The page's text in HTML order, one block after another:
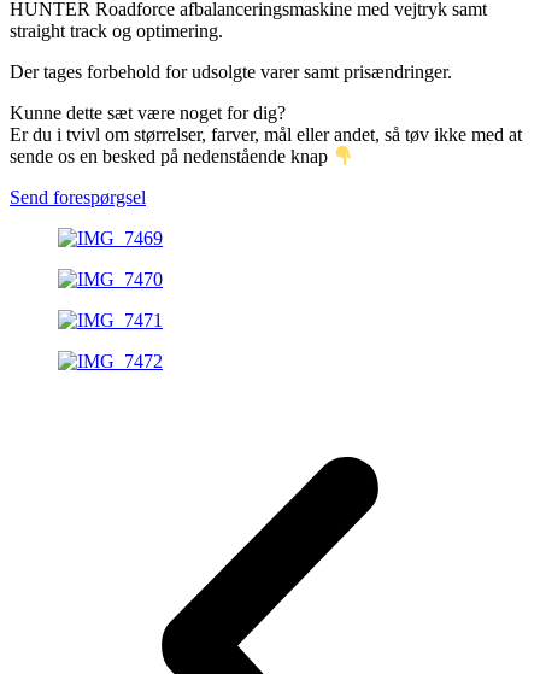
HUNTER Roadforce afbalanceringsmaskine med vejtryk samt
straight track og optimering.
Der tages forbehold for udsolgte varer samt prisændringer.
Kunne dette sæt være noget for dig?
Er du i tvivl om størrelser, farver, mål eller andet, så tøv ikke med at
sende os en besked på nedenstående knap
Send forespørgsel